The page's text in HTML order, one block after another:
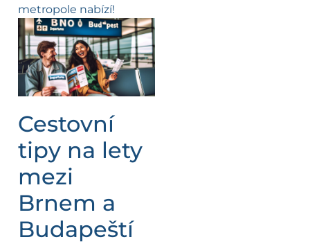
metropole nabízí!
Cestovní
tipy na lety
mezi
Brnem a
Budapeští